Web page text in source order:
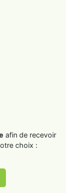
afin de recevoir
choix :